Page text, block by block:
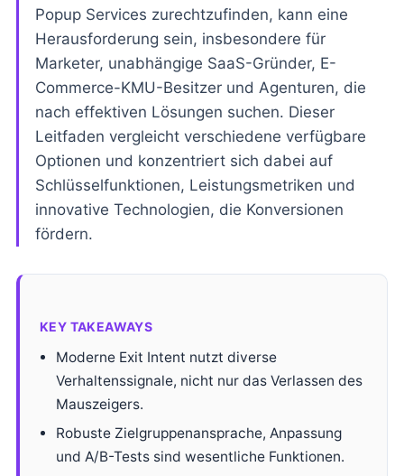
Popup Services zurechtzufinden, kann eine
Herausforderung sein, insbesondere für
Marketer, unabhängige SaaS-Gründer, E-
Commerce-KMU-Besitzer und Agenturen, die
nach effektiven Lösungen suchen. Dieser
Leitfaden vergleicht verschiedene verfügbare
Optionen und konzentriert sich dabei auf
Schlüsselfunktionen, Leistungsmetriken und
innovative Technologien, die Konversionen
fördern.
KEY TAKEAWAYS
Moderne Exit Intent nutzt diverse
Verhaltenssignale, nicht nur das Verlassen des
Mauszeigers.
Robuste Zielgruppenansprache, Anpassung
und A/B-Tests sind wesentliche Funktionen.